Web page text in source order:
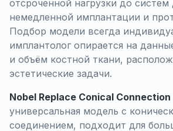
отсроченной нагрузки до систем
немедленной имплантации и
Подбор модели всегда
имплантолог опирается на
и объём костной ткани,
эстетические задачи.
Nobel Replace Conical Connection
универсальная модель с
соединением, подходит для